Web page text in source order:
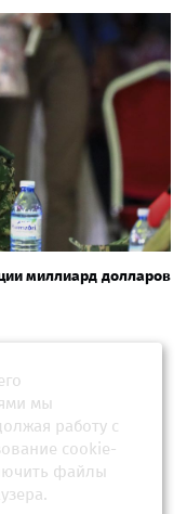
миллиард долларов
мы
работу с
cookie-
файлы